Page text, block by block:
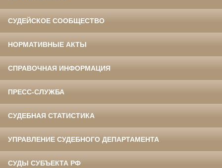
СУДЕЙСКОЕ СООБЩЕСТВО
НОРМАТИВНЫЕ АКТЫ
СПРАВОЧНАЯ ИНФОРМАЦИЯ
ПРЕСС-СЛУЖБА
СУДЕБНАЯ СТАТИСТИКА
УПРАВЛЕНИЕ СУДЕБНОГО ДЕПАРТАМЕНТА
СУДЫ СУБЪЕКТА РФ